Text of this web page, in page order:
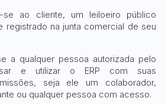
se ao cliente, um leiloeiro público
registrado na junta comercial de seu
a qualquer pessoa autorizada pelo
e utilizar o ERP com suas
seja ele um colaborador,
ou qualquer pessoa com acesso.